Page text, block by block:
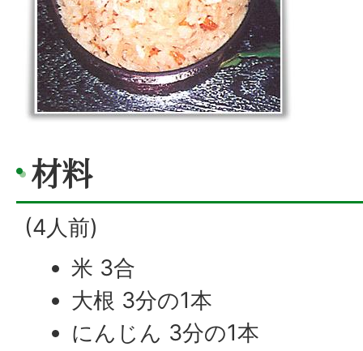
材料
(4人前)
米 3合
大根 3分の1本
にんじん 3分の1本